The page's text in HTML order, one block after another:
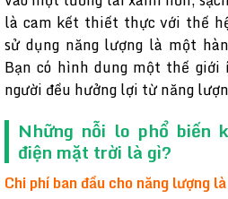
là cam kết thiết thực với thế
sử dụng năng lượng là một
Bạn có hình dung một thế
người đều hưởng lợi từ năng
Những nỗi lo phổ biến
điện mặt trời là gì?
Chi phí ban đầu cho năng lượng